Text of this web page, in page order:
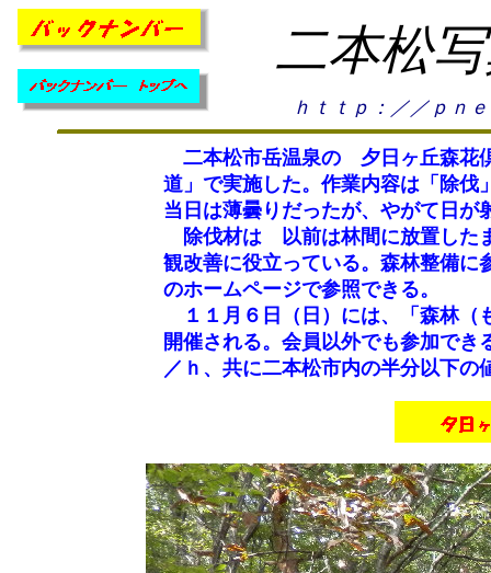
二本松
ｈｔｔｐ：／／ｐｎ
二本松市岳温泉の 夕日ヶ丘森花
道」で実施した。作業内容は「除
当日は薄曇りだったが、やがて日が
除伐材は 以前は林間に放置した
観改善に役立っている。森林整備
のホームページで参照できる。
１１月６日（日）には、「森林（
開催される。会員以外でも参加で
／ｈ、共に二本松市内の半分以下